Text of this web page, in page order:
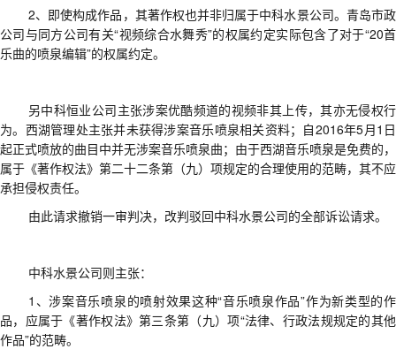
2、 即使构成作品，其著作权也并非归属于中科水景公司。青岛市政
公司与同方公司有关“视频综合水舞秀”的权属约定实际包含了对于“20首
乐曲的喷泉编辑”的权属约定。
另中科恒业公司主张涉案优酷频道的视频非其 上传，其亦无侵权行
为。 西湖管理处主张并未获得涉案音乐喷泉相关资料； 自2016年5月1日
起正式喷放的曲目中并无涉案音乐喷泉曲； 由于西湖音乐喷泉是免费的，
属于《著作权法》第二十二条第（九）项规定的合理使用的范畴， 其不应
承担侵权责任。
由此请求撤销一审判决， 改判驳回中科水景公司的全部诉讼请求。
中科水景公司则主张：
1、涉案音乐喷泉的喷射效果这种“音乐喷泉作品”作为新类型的作
品，应属于《著作权法》第三条第（九）项“法律、行政法规规定的其他
作品”的范畴。